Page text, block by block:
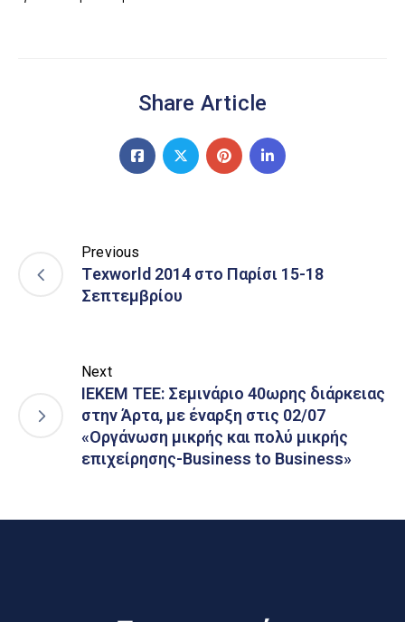
Share Article
Previous
Τexworld 2014 στο Παρίσι 15-18
Σεπτεμβρίου
Next
ΙΕΚΕΜ ΤΕΕ: Σεμινάριο 40ωρης διάρκειας
στην Άρτα, με έναρξη στις 02/07
«Οργάνωση μικρής και πολύ μικρής
επιχείρησης-Business to Business»